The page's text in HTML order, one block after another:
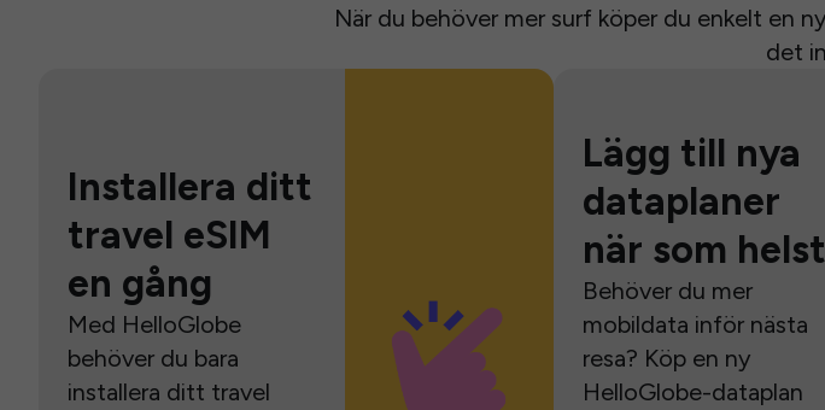
När du behöver mer surf köper du enkelt en
det
Installera ditt
travel eSIM
en gång
Med HelloGlobe
behöver du bara
installera ditt travel
Lägg till nya
dataplaner
när som helst
Behöver du mer
mobildata inför nästa
resa? Köp en ny
HelloGlobe-dataplan